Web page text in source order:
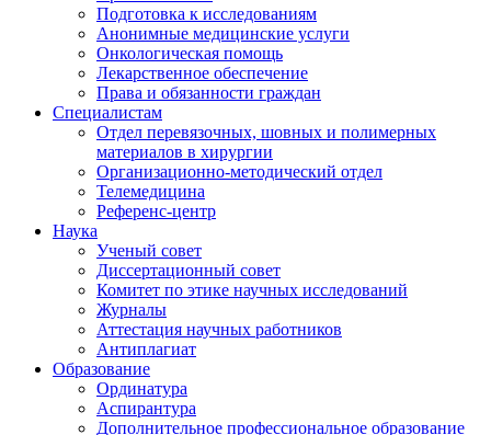
Подготовка к исследованиям
Анонимные медицинские услуги
Онкологическая помощь
Лекарственное обеспечение
Права и обязанности граждан
Специалистам
Отдел перевязочных, шовных и полимерных
материалов в хирургии
Организационно-методический отдел
Телемедицина
Референс-центр
Наука
Ученый совет
Диссертационный совет
Комитет по этике научных исследований
Журналы
Аттестация научных работников
Антиплагиат
Образование
Ординатура
Аспирантура
Дополнительное профессиональное образование